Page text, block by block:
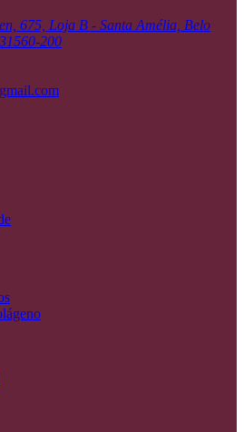
675, Loja B - Santa Amélia, Belo
200